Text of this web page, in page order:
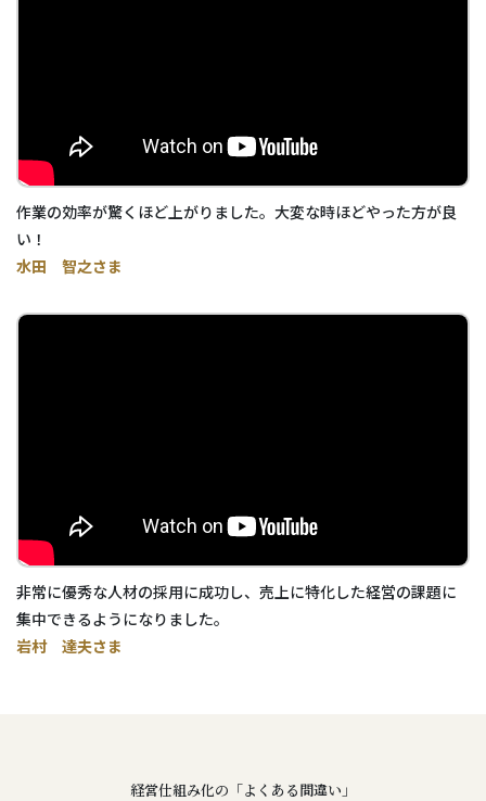
作業の効率が驚くほど上がりました。大変な時ほどやった方が良
い！
水田 智之さま
非常に優秀な人材の採用に成功し、売上に特化した経営の課題に
集中できるようになりました。
岩村 達夫さま
経営仕組み化の「よくある間違い」